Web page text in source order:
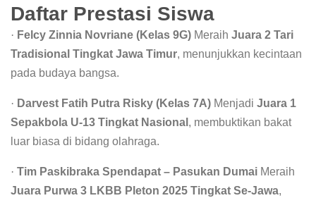
Daftar Prestasi Siswa
· Felcy Zinnia Novriane (Kelas 9G) Meraih Juara 2 Tari
Tradisional Tingkat Jawa Timur, menunjukkan kecintaan
pada budaya bangsa.
· Darvest Fatih Putra Risky (Kelas 7A) Menjadi Juara 1
Sepakbola U-13 Tingkat Nasional , membuktikan bakat
luar biasa di bidang olahraga.
· Tim Paskibraka Spendapat – Pasukan Dumai Meraih
Juara Purwa 3 LKBB Pleton 2025 Tingkat Se-Jawa,